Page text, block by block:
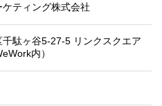
ティング株式会社
駄ヶ谷5-27-5 リンクスクエア
内）